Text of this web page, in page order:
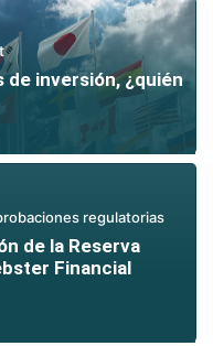
de inversión, ¿quién
regulatorias
de la Reserva
Financial